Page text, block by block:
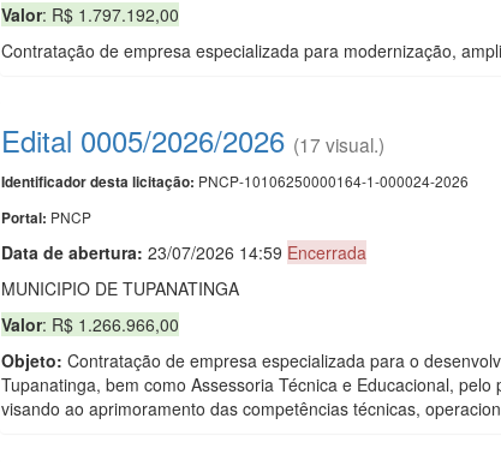
Valor: R$ 1.797.192,00
Contratação de empresa especializada para modernização,
Edital 0005/2026/2026 (17 visual.)
Identificador desta licitação: PNCP-10106250000164-1-000024-2026
Portal: PNCP
Data de abertura: 23/07/2026 14:59 Encerrada
MUNICIPIO DE TUPANATINGA
Valor: R$ 1.266.966,00
Objeto: Contratação de empresa especializada para o
Tupanatinga, bem como Assessoria Técnica e Educacional,
visando ao aprimoramento das competências técnicas,